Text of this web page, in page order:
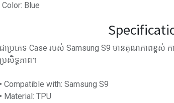
Color: Blue
ជាប្រភេទ Case របស់ Samsung S9 មានគុណភាពខ្ពស់ កា
ប្រសិទ្ធភាព។
• Compatible with: Samsung S9
• Material: TPU